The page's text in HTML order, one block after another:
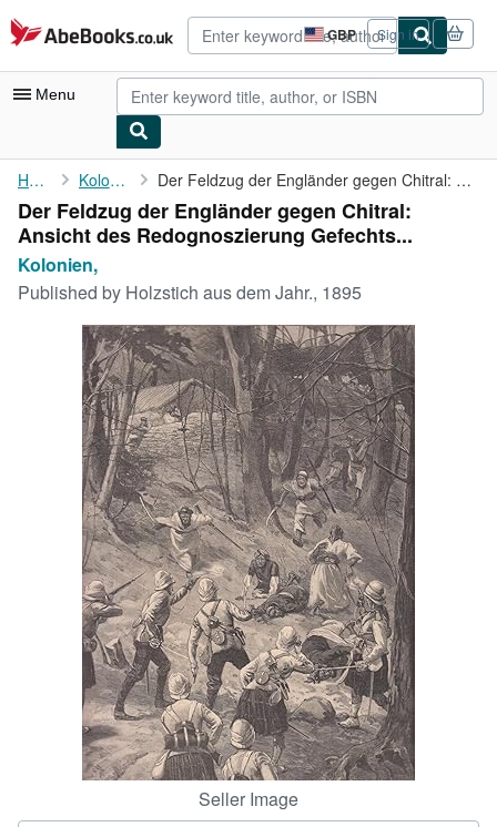
Skip to main content
AbeBooks.co.uk GBP
Site
shopping
preferences
Sign in
Menu
My Account
My Purchases
Advanced Search
Browse Collections
Rare Books
Art & Collectables
Textbooks
Start Selling
CLOSE
Home Kolonien, Der Feldzug der Engländer gegen Chitral: Ansicht des ...
Der Feldzug der Engländer gegen Chitral:
Ansicht des Redognoszierung Gefechts...
Kolonien,
Published by Holzstich aus dem Jahr., 1895
Seller Image